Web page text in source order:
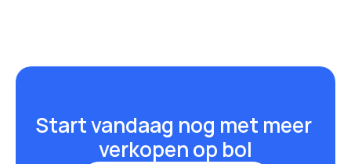
Start vandaag nog met meer
verkopen op bol